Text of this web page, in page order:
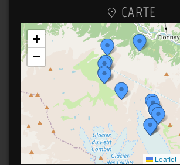
CARTE
+
−
Leaflet |